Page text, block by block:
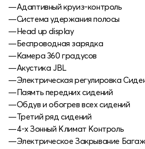
—Адаптивный круиз-контроль
—Система удержания полосы
—Head up display
—Беспроводная зарядка
—Камера 360 градусов
—Акустика JBL
—Электрическая регулировка
—Паямть передних сидений
—Обдув и обогрев всех сидений
—Третий ряд сидений
—4-х Зонный Климат Контроль
—Электрическое Закрывание